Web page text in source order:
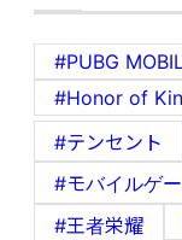
#PUBG
#Honor of
#テンセント
#モバイルゲ
#王者栄耀